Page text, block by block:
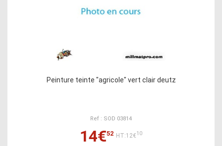
Peinture teinte "agricole" vert clair deutz
Ref : SOD 03814
14€52 HT:12€10